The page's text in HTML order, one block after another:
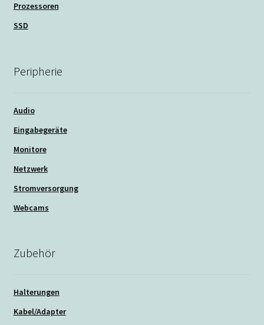
Prozessoren
SSD
Peripherie
Audio
Eingabegeräte
Monitore
Netzwerk
Stromversorgung
Webcams
Zubehör
Halterungen
Kabel/Adapter